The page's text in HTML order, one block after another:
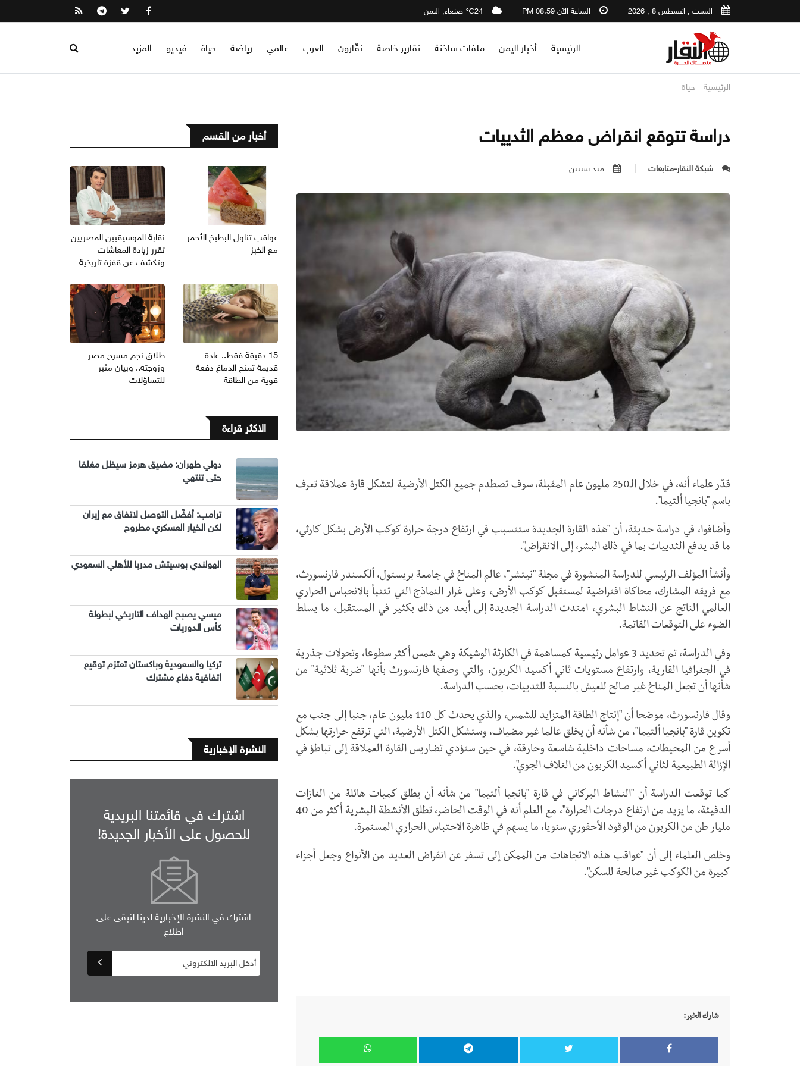
السبت , اغسطس 8 , 2026 الساعة الآن 08:59 PM 24℃ صنعاء, اليمن
الرئيسية أخبار اليمن ملفات ساخنة تقارير خاصة نقّارون العرب عالمي رياضة حياة فيديو المزيد
الرئيسية - حياة
دراسة تتوقع انقراض معظم الثدييات
شبكة النقار-متابعات منذ سنتين
قدّر علماء أنه، في خلال الـ250 مليون عام المقبلة، سوف تصطدم جميع الكتل الأرضية لتشكل قارة ‏عملاقة تعرف
باسم "بانجيا ألتيما".‏
وأضافوا، في دراسة حديثة، أن "هذه القارة الجديدة ستتسبب في ارتفاع درجة حرارة كوكب الأرض بشكل كارثي،
ما قد يدفع الثدييات بما في ذلك البشر، إلى الانقراض".
وأنشأ المؤلف الرئيسي للدراسة المنشورة في مجلة "نيتشر"، عالم المناخ في جامعة بريستول، ألكسندر فارنسورث،
مع فريقه المشارك، محاكاة افتراضية لمستقبل كوكب الأرض، وعلى غرار النماذج التي تتنبأ بالانحباس الحراري
العالمي الناتج عن النشاط البشري، امتدت الدراسة الجديدة إلى أبعد من ذلك بكثير في المستقبل، ما يسلط
الضوء على التوقعات القاتمة.
وفي الدراسة، تم تحديد 3 عوامل رئيسية كمساهمة في الكارثة الوشيكة وهي شمس أكثر سطوعا، وتحولات جذرية
في الجغرافيا القارية، وارتفاع مستويات ثاني أكسيد الكربون، والتي وصفها فارنسورث بأنها "ضربة ثلاثية" من
شأنها أن تجعل المناخ غير صالح للعيش بالنسبة للثدييات، بحسب الدراسة.
وقال فارنسورث، موضحا أن "إنتاج الطاقة المتزايد للشمس، والذي يحدث كل 110 مليون عام، جنبا إلى جنب مع
تكوين قارة "بانجيا ألتيما"، من شأنه أن يخلق عالما غير مضياف، وستشكل الكتل الأرضية، التي ترتفع حرارتها بشكل
أسرع من المحيطات، مساحات داخلية شاسعة وحارقة، في حين ستؤدي تضاريس القارة العملاقة إلى تباطؤ في
الإزالة الطبيعية لثاني أكسيد الكربون من الغلاف الجوي".
كما توقعت الدراسة أن "النشاط البركاني في قارة "بانجيا ألتيما" من شأنه أن يطلق كميات هائلة من الغازات
الدفيئة، ما يزيد من ارتفاع درجات الحرارة"، مع العلم أنه في الوقت الحاضر، تطلق الأنشطة البشرية أكثر من 40
مليار طن من الكربون من الوقود الأحفوري سنويا، ما يسهم في ظاهرة الاحتباس الحراري المستمرة.
وخلص العلماء إلى أن "عواقب هذه الاتجاهات من الممكن إلى تسفر عن انقراض العديد من الأنواع وجعل أجزاء
كبيرة من الكوكب غير صالحة للسكن".
شارك الخبر:
أخبار من القسم
عواقب تناول البطيخ الأحمر
مع الخبز
نقابة الموسيقيين المصريين
تقرر زيادة المعاشات
وتكشف عن قفزة تاريخية
15 دقيقة فقط.. عادة
قديمة تمنح الدماغ دفعة
قوية من الطاقة
طلاق نجم مسرح مصر
وزوجته.. وبيان مثير
للتساؤلات
الاكثر قراءة
دولي طهران: مضيق هرمز سيظل مغلقا
حتى تنتهي
ترامب: أفضّل التوصل لاتفاق مع إيران
لكن الخيار العسكري مطروح
الهولندي بوسيتش مدربا للأهلي السعودي
ميسي يصبح الهداف التاريخي لبطولة
كأس الدوريات
تركيا والسعودية وباكستان تعتزم توقيع
اتفاقية دفاع مشترك
النشرة الإخبارية
اشترك في قائمتنا البريدية
للحصول على الأخبار الجديدة!
اشترك في النشرة الإخبارية لدينا لتبقى على
اطلاع